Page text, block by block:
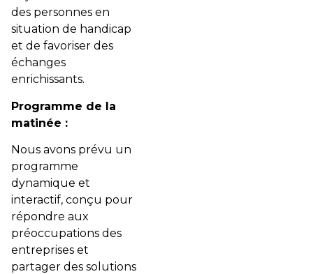
des personnes en
situation de handicap
et de favoriser des
échanges
enrichissants.
Programme de la
matinée :
Nous avons prévu un
programme
dynamique et
interactif, conçu pour
répondre aux
préoccupations des
entreprises et
partager des solutions